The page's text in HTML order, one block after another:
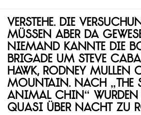
Verstehe. Die
müssen aber da
Niemand kannte die
Brigade um Steve
Hawk, Rodney Mullen
Mountain. Nach „The
Animal Chin“ wurden
quasi über Nacht zu